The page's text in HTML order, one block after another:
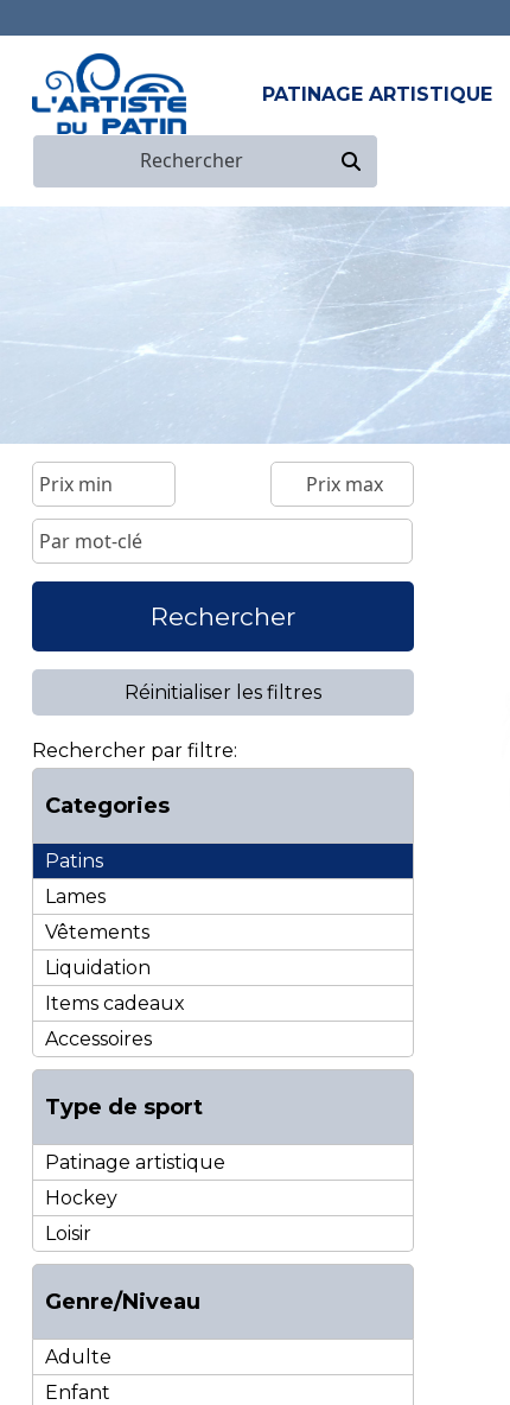
PATINAGE ARTISTIQUE
Rechercher
Réinitialiser les filtres
Rechercher par filtre:
Categories
Patins
Lames
Vêtements
Liquidation
Items cadeaux
Accessoires
Type de sport
Patinage artistique
Hockey
Loisir
Genre/Niveau
Adulte
Enfant